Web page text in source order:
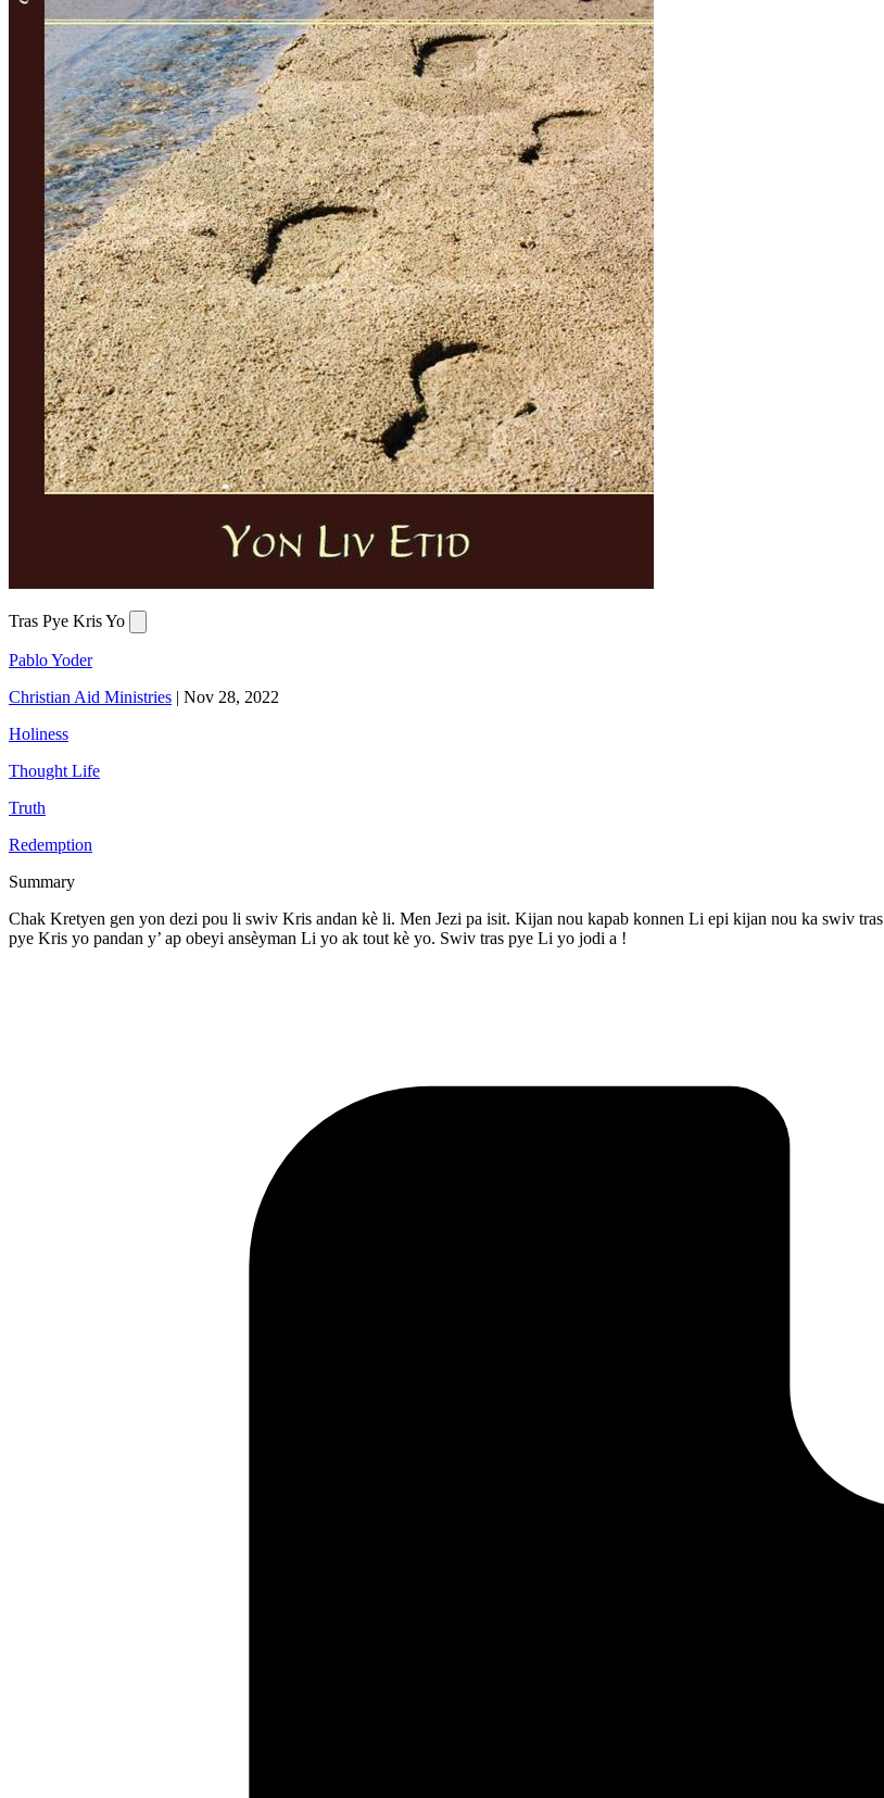
Tras Pye Kris Yo
Pablo Yoder
Christian Aid Ministries | Nov 28, 2022
Holiness
Thought Life
Truth
Redemption
Summary
Chak Kretyen gen yon dezi pou li swiv Kris andan kè li. Men Jezi pa isit. Kijan nou kapab konnen Li epi kijan nou ka swiv
pye Kris yo pandan y’ ap obeyi ansèyman Li yo ak tout kè yo. Swiv tras pye Li yo jodi a !